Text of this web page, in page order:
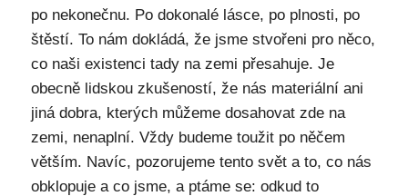
po nekonečnu. Po dokonalé lásce, po plnosti, po
štěstí. To nám dokládá, že jsme stvořeni pro něco,
co naši existenci tady na zemi přesahuje. Je
obecně lidskou zkušeností, že nás materiální ani
jiná dobra, kterých můžeme dosahovat zde na
zemi, nenaplní. Vždy budeme toužit po něčem
větším. Navíc, pozorujeme tento svět a to, co nás
obklopuje a co jsme, a ptáme se: odkud to